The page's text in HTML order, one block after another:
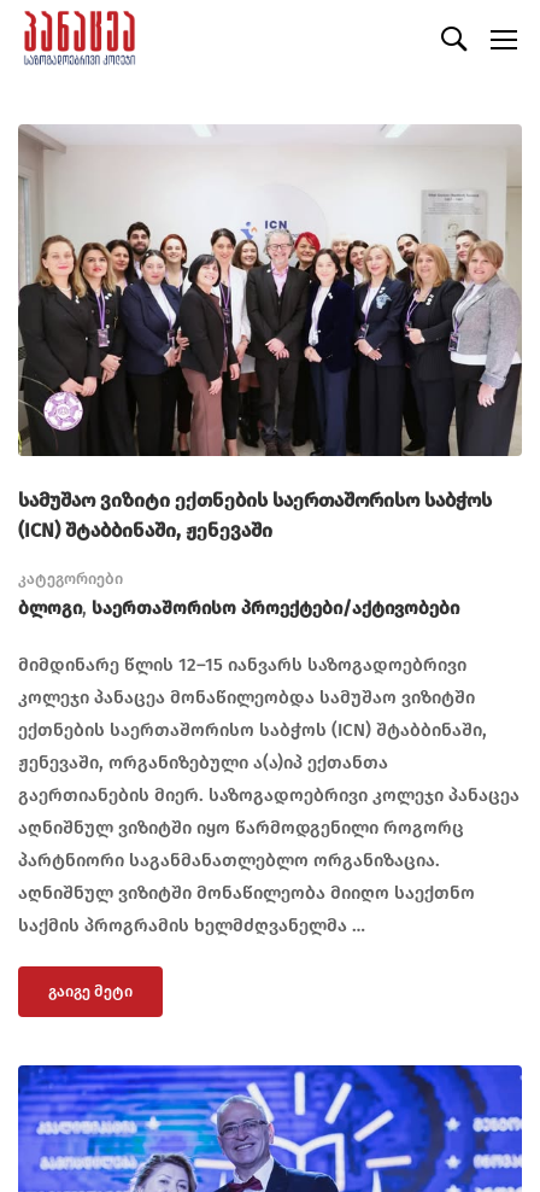
სამუშაო ვიზიტი ექთნების საერთაშორისო საბჭოს
(ICN) შტაბბინაში, ჟენევაში
კატეგორიები
Ბლოგი, Საერთაშორისო Პროექტები/აქტივობები
მიმდინარე წლის 12–15 იანვარს საზოგადოებრივი
კოლეჯი პანაცეა მონაწილეობდა სამუშაო ვიზიტში
ექთნების საერთაშორისო საბჭოს (ICN) შტაბბინაში,
ჟენევაში, ორგანიზებული ა(ა)იპ ექთანთა
გაერთიანების მიერ. საზოგადოებრივი კოლეჯი პანაცეა
აღნიშნულ ვიზიტში იყო წარმოდგენილი როგორც
პარტნიორი საგანმანათლებლო ორგანიზაცია.
აღნიშნულ ვიზიტში მონაწილეობა მიიღო საექთნო
საქმის პროგრამის ხელმძღვანელმა …
ᲒᲐᲘᲒᲔ ᲛᲔᲢᲘ